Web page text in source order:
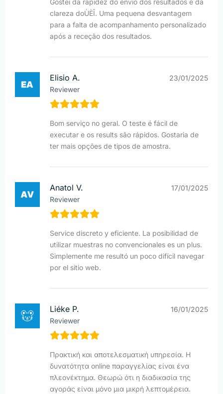
Gostei da rapidez do envio dos resultados e da
clareza doÙÈÎ. Uma pequena desvantagem
para a falta de acompanhamento personalizado
após a receção dos resultados.
Elisio A.
Reviewer
23/01/2025
Bom serviço no geral. O teste é fácil de
executar e os results são rápidos. Gostaria de
ter mais opções de tipos de amostra.
Anatol V.
Reviewer
17/01/2025
Service discreto y eficiente. La posibilidad de
utilizar muestras no convencionales es un plus.
Simplemente me resultó un poco difícil navegar
por el sitio web.
Liéke P.
Reviewer
16/01/2025
Πρακτική και αποτελεσματική υπηρεσία. Η
δυνατότητα online παραγγελίας είναι ένα
πλεονέκτημα. Θεωρώ ότι η διαδικασία της
αγοράς είναι μόνο μια μικρή λεπτομέρεια.